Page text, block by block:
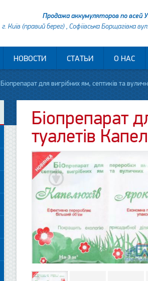
Продажа аккумуляторов по всей
г. Київ (правий берег) , Софіївська Борщагівка
НОВОСТИ СТАТЬИ О НАС
Біопрепарат для вигрібних ям, септиків та
Біопрепарат
туалетів